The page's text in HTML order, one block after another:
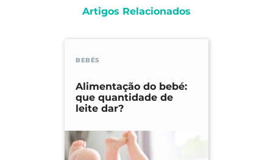
Artigos Relacionados
BEBÉS
Alimentação do bebé:
que quantidade de
leite dar?